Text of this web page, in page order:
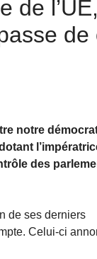
de
notre
des
de ses derniers
Celui-ci